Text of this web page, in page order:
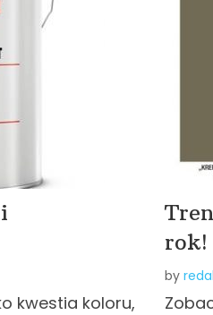
kwestia koloru,
rok!
by